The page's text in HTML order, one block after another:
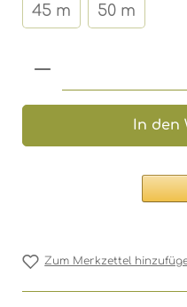
45 m 50 m
Produkt
In den
Zum Merkzettel